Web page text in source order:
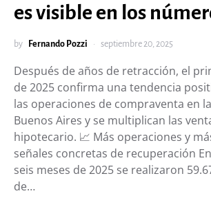
es visible en los
by Fernando Pozzi septiembre 20, 2025
Después de años de retracción, el
de 2025 confirma una tendencia
las operaciones de compraventa en
Buenos Aires y se multiplican las
hipotecario. 📈 Más operaciones y
señales concretas de recuperación
seis meses de 2025 se realizaron
de…